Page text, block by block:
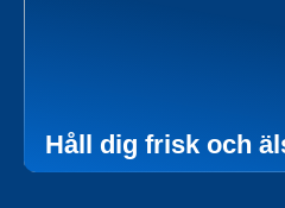
Håll dig frisk och